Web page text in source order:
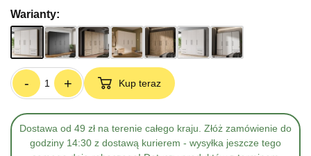
Warianty:
- + Kup teraz
Dostawa od 49 zł na terenie całego kraju. Złóż zamówienie do
godziny 14:30 z dostawą kurierem - wysyłka jeszcze tego